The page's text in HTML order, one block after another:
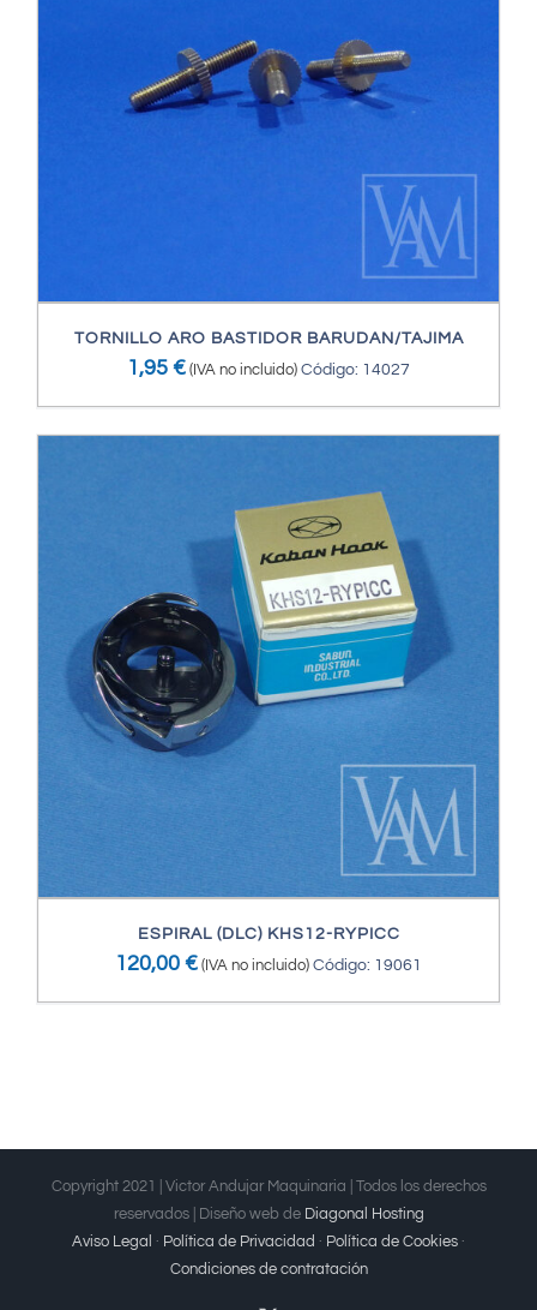
TORNILLO ARO BASTIDOR BARUDAN/TAJIMA
1,95 € (IVA no incluido) Código: 14027
ESPIRAL (DLC) KHS12-RYPICC
120,00 € (IVA no incluido) Código: 19061
Copyright 2021 | Victor Andujar Maquinaria | Todos los derechos
reservados | Diseño web de Diagonal Hosting
Aviso Legal · Política de Privacidad · Política de Cookies ·
Condiciones de contratación